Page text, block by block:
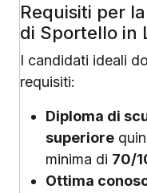
Requisiti per
di Sportello in
I candidati ideali
requisiti:
Diploma di
superiore
minima di 70/
Ottima